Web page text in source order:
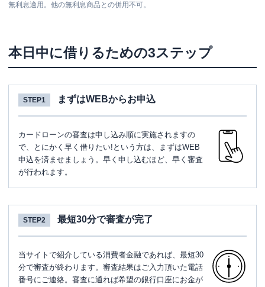
無利息適用。他の無利息商品との併用不可。
本日中に借りるための3ステップ
STEP1 まずはWEBからお申込
カードローンの審査は申し込み順に実施されますの
で、とにかく早く借りたい!という方は、まずはWEB
申込を済ませましょう。早く申し込むほど、早く審査
が行われます。
STEP2 最短30分で審査が完了
当サイトで紹介している消費者金融であれば、最短30
分で審査が終わります。審査結果はご入力頂いた電話
番号にご連絡。審査に通れば希望の銀行口座にお金が